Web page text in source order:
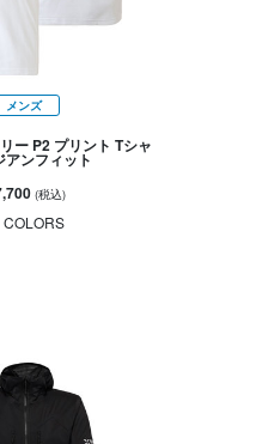
メンズ
ー P2 プリント Tシャ
アンフィット
(税込)
COLORS